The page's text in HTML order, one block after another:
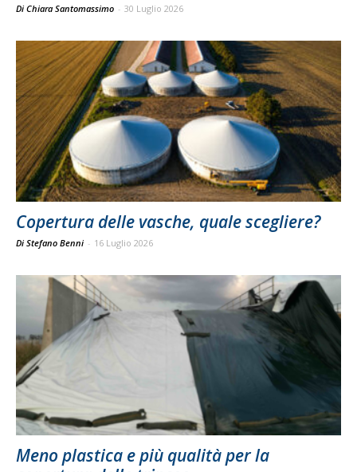
Di Chiara Santomassimo - 30 Luglio 2026
Copertura delle vasche, quale scegliere?
Di Stefano Benni - 16 Luglio 2026
Meno plastica e più qualità per la